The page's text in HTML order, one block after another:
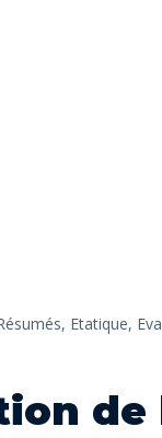
Etatique,
de